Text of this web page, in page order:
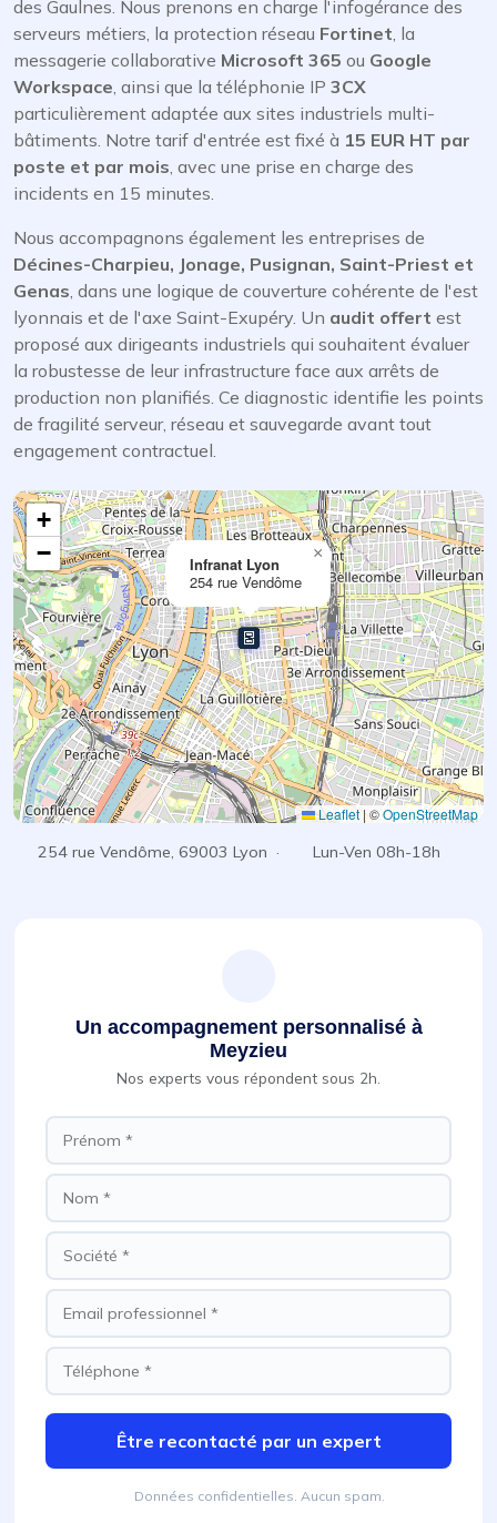
des Gaulnes. Nous prenons en charge l'infogérance des
serveurs métiers, la protection réseau Fortinet, la
messagerie collaborative Microsoft 365 ou Google
Workspace, ainsi que la téléphonie IP 3CX
particulièrement adaptée aux sites industriels multi-
bâtiments. Notre tarif d'entrée est fixé à 15 EUR HT par
poste et par mois, avec une prise en charge des
incidents en 15 minutes.
Nous accompagnons également les entreprises de
Décines-Charpieu, Jonage, Pusignan, Saint-Priest et
Genas, dans une logique de couverture cohérente de l'est
lyonnais et de l'axe Saint-Exupéry. Un audit offert est
proposé aux dirigeants industriels qui souhaitent évaluer
la robustesse de leur infrastructure face aux arrêts de
production non planifiés. Ce diagnostic identifie les points
de fragilité serveur, réseau et sauvegarde avant tout
engagement contractuel.
Infranat Lyon
254 rue Vendôme
×
+
−
Leaflet|©OpenStreetMap
254 rue Vendôme, 69003 Lyon · Lun-Ven 08h-18h
Un accompagnement personnalisé à
Meyzieu
Nos experts vous répondent sous 2h.
Être recontacté par un expert
Données confidentielles. Aucun spam.